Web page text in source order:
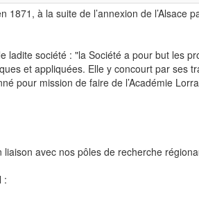
à la suite de l’annexion de l’Alsace
ladite société : "la Société a pour but les
et appliquées. Elle y concourt par ses
pour mission de faire de l’Académie
avec nos pôles de recherche
: